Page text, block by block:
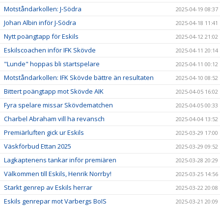
Motståndarkollen: J-Södra 2025-04-19 08:37
Johan Albin inför J-Södra 2025-04-18 11:41
Nytt poängtapp för Eskils 2025-04-12 21:02
Eskilscoachen inför IFK Skövde 2025-04-11 20:14
"Lunde" hoppas bli startspelare 2025-04-11 00:12
Motståndarkollen: IFK Skövde bättre än resultaten 2025-04-10 08:52
Bittert poängtapp mot Skövde AIK 2025-04-05 16:02
Fyra spelare missar Skövdematchen 2025-04-05 00:33
Charbel Abraham vill ha revansch 2025-04-04 13:52
Premiärluften gick ur Eskils 2025-03-29 17:00
Väskförbud Ettan 2025 2025-03-29 09:52
Lagkaptenens tankar inför premiären 2025-03-28 20:29
Välkommen till Eskils, Henrik Norrby! 2025-03-25 14:56
Starkt genrep av Eskils herrar 2025-03-22 20:08
Eskils genrepar mot Varbergs BoIS 2025-03-21 20:09